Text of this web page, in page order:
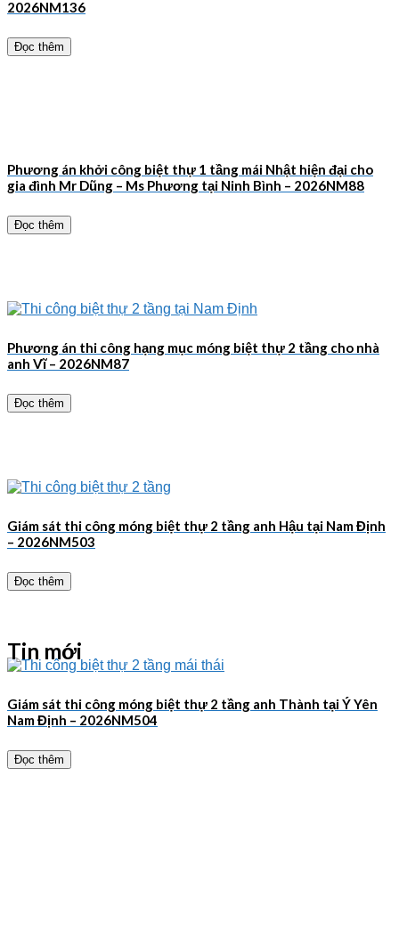
2026NM136
Đọc thêm
Phương án khởi công biệt thự 1 tầng mái Nhật hiện đại cho
gia đình Mr Dũng – Ms Phương tại Ninh Bình – 2026NM88
Đọc thêm
Phương án thi công hạng mục móng biệt thự 2 tầng cho nhà
anh Vĩ – 2026NM87
Đọc thêm
Giám sát thi công móng biệt thự 2 tầng anh Hậu tại Nam Định
– 2026NM503
Đọc thêm
Giám sát thi công móng biệt thự 2 tầng anh Thành tại Ý Yên
Nam Định – 2026NM504
Đọc thêm
Tin mới